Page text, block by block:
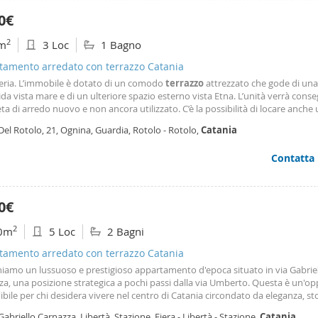
Nel canone sono incluse le spese condominiali, il consumo dell’acqua e
internet ad alta velocità; esclusi solo luce e Tari. La proposta è ideale
referenziate, con contratti transitori da 12 a 18 mesi. Non è prevista la
ammessi animali.
2 3 Loc 1 Bagno
arredato con terrazzo Catania
L’immobile è dotato di un comodo terrazzoattrezzato che gode di una
vista mare e di un ulteriore spazio esterno vista Etna. L’unità verrà
di arredo nuovo e non ancora utilizzato. C’è la possibilità di locare anche
modernità e confort in una posizione panoramica e servita. Si valutano
Rotolo, 21, Ognina, Guardia, Rotolo - Rotolo,Catania
Contatta
2 5 Loc 2 Bagni
arredato con terrazzo Catania
un lussuoso e prestigioso appartamento d'epoca situato in via
una posizione strategica a pochi passi dalla via Umberto. Questa è
per chi desidera vivere nel centro di Catania circondato da eleganza,